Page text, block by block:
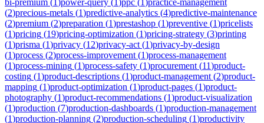
(2)precious-metals (1)predictive-analytics (4)predictive-maintenance
(2)premium (2)preparation (1)prestashop (1)preventive (1)pricelists
(1)pricing (19)pricing-optimization (1)pricing-strategy (3)printing
(1)prisma (1)privacy (12)privacy-act (1)privacy-by-design
(1)process (2)process-improvement (1)process-management
(1)process-mining (1)process-safety (1)procurement (11)product-
costing (1)product-descriptions (1)product-management (2)product-
mapping (1)product-optimization (1)product-pages (1)product-
photography (1)product-recommendations (1)product-visualization
(1)production (7)production-dashboards (1)production-management
(1)production-planning (2)production-scheduling (1)productivity